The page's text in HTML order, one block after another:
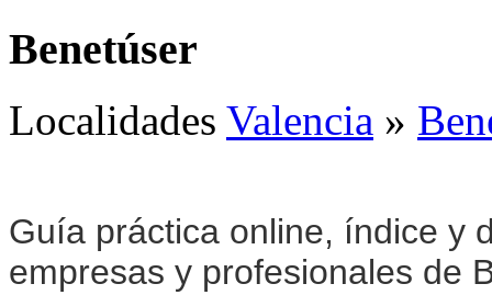
Benetúser
Localidades Valencia »
Guía práctica online, índice y
empresas y profesionales de